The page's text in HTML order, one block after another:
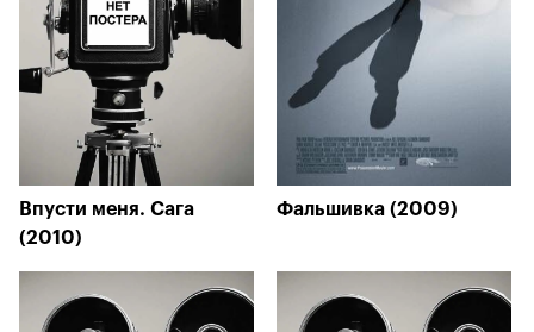
Впусти меня. Сага
(2010)
Фальшивка (2009)